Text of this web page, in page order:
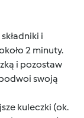
i
2 minuty.
i pozostaw
swoją
kuleczki (ok.